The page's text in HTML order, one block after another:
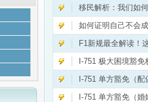
移民解析：我们如
如何证明自己不会
F1新规最全解读！
I-751 极大困境豁免
I-751 单方豁免（
I-751 单方豁免（